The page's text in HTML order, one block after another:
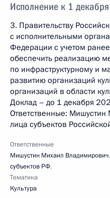
Исполнение к 1
3. Правительству
с исполнительными
Федерации с учетом
обеспечить реализацию
по инфраструктурному и
развитию организаций
организаций в области
Доклад – до 1 декабря
Ответственные:
лица субъектов
Ответственные
Мишустин Михаил Владимирович,
субъектов РФ,
Тематика
Культура